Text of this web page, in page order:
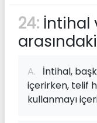
24: İntihal
A. İntihal,
içerirken, telif
kullanmayı